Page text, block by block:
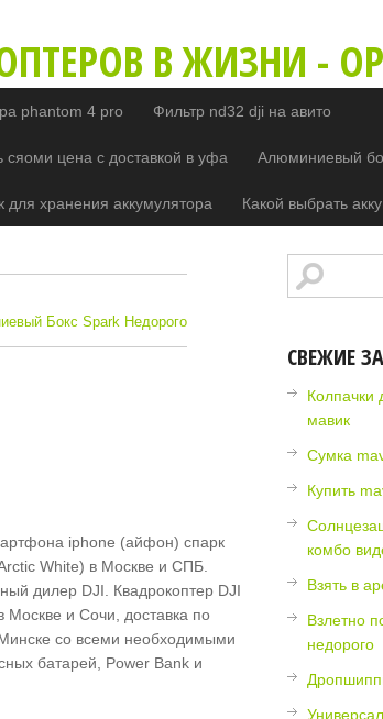
В ЖИЗНИ -
phantom 4 pro Фильтр nd32 dji на авито
сяоми цена с доставкой в уфа Алюминиевый
для хранения аккумулятора Какой выбрать
Бокс Spark Недорого
White) в Москве и СПБ.
дилер DJI. Квадрокоптер DJI
Москве и Сочи, доставка по
со всеми необходимыми
батарей, Power Bank и
СВЕЖИЕ
Колпачки
мавик
Сумка
Купить
комбо
Взять в
Взлетно
недорого